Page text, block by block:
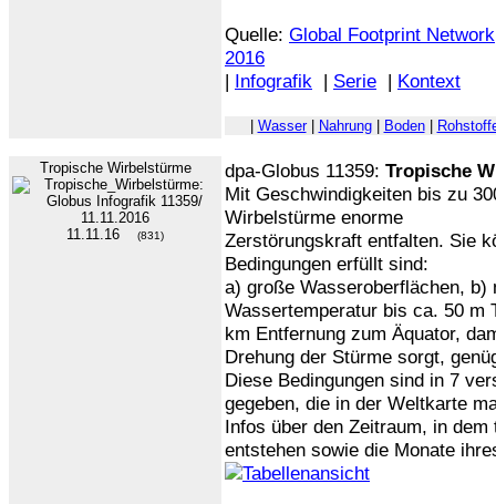
Quelle: Global Footprint Network
2016
| Infografik | Serie | Kontext
Wasser| Nahrung| Boden|
Tropische Wirbelstürme
11.11.16 (831)
dpa-Globus 11359: Tropische
Mit Geschwindigkeiten bis zu
Wirbelstürme enorme
Zerstörungskraft entfalten. Sie
Bedingungen erfüllt sind:
a) große Wasseroberflächen, b)
Wassertemperatur bis ca. 50 m
km Entfernung zum Äquator,
Drehung der Stürme sorgt,
Diese Bedingungen sind in 7
gegeben, die in der Weltkarte
Infos über den Zeitraum, in
entstehen sowie die Monate